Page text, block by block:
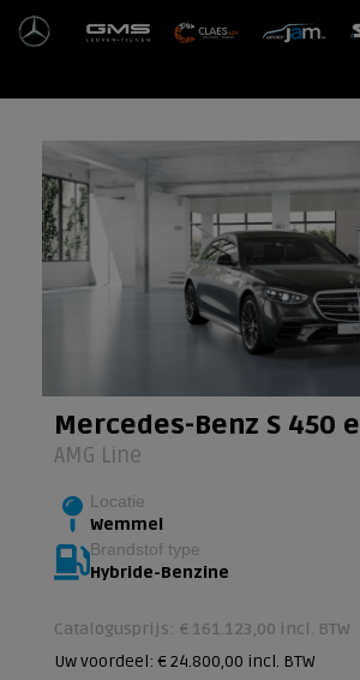
naar
Mercedes-Benz S 450 e
AMG Line
Locatie
Wemmel
Brandstof type
Hybride-Benzine
Catalogusprijs: € 161.123,00 incl. BTW
Uw voordeel: € 24.800,00 incl. BTW